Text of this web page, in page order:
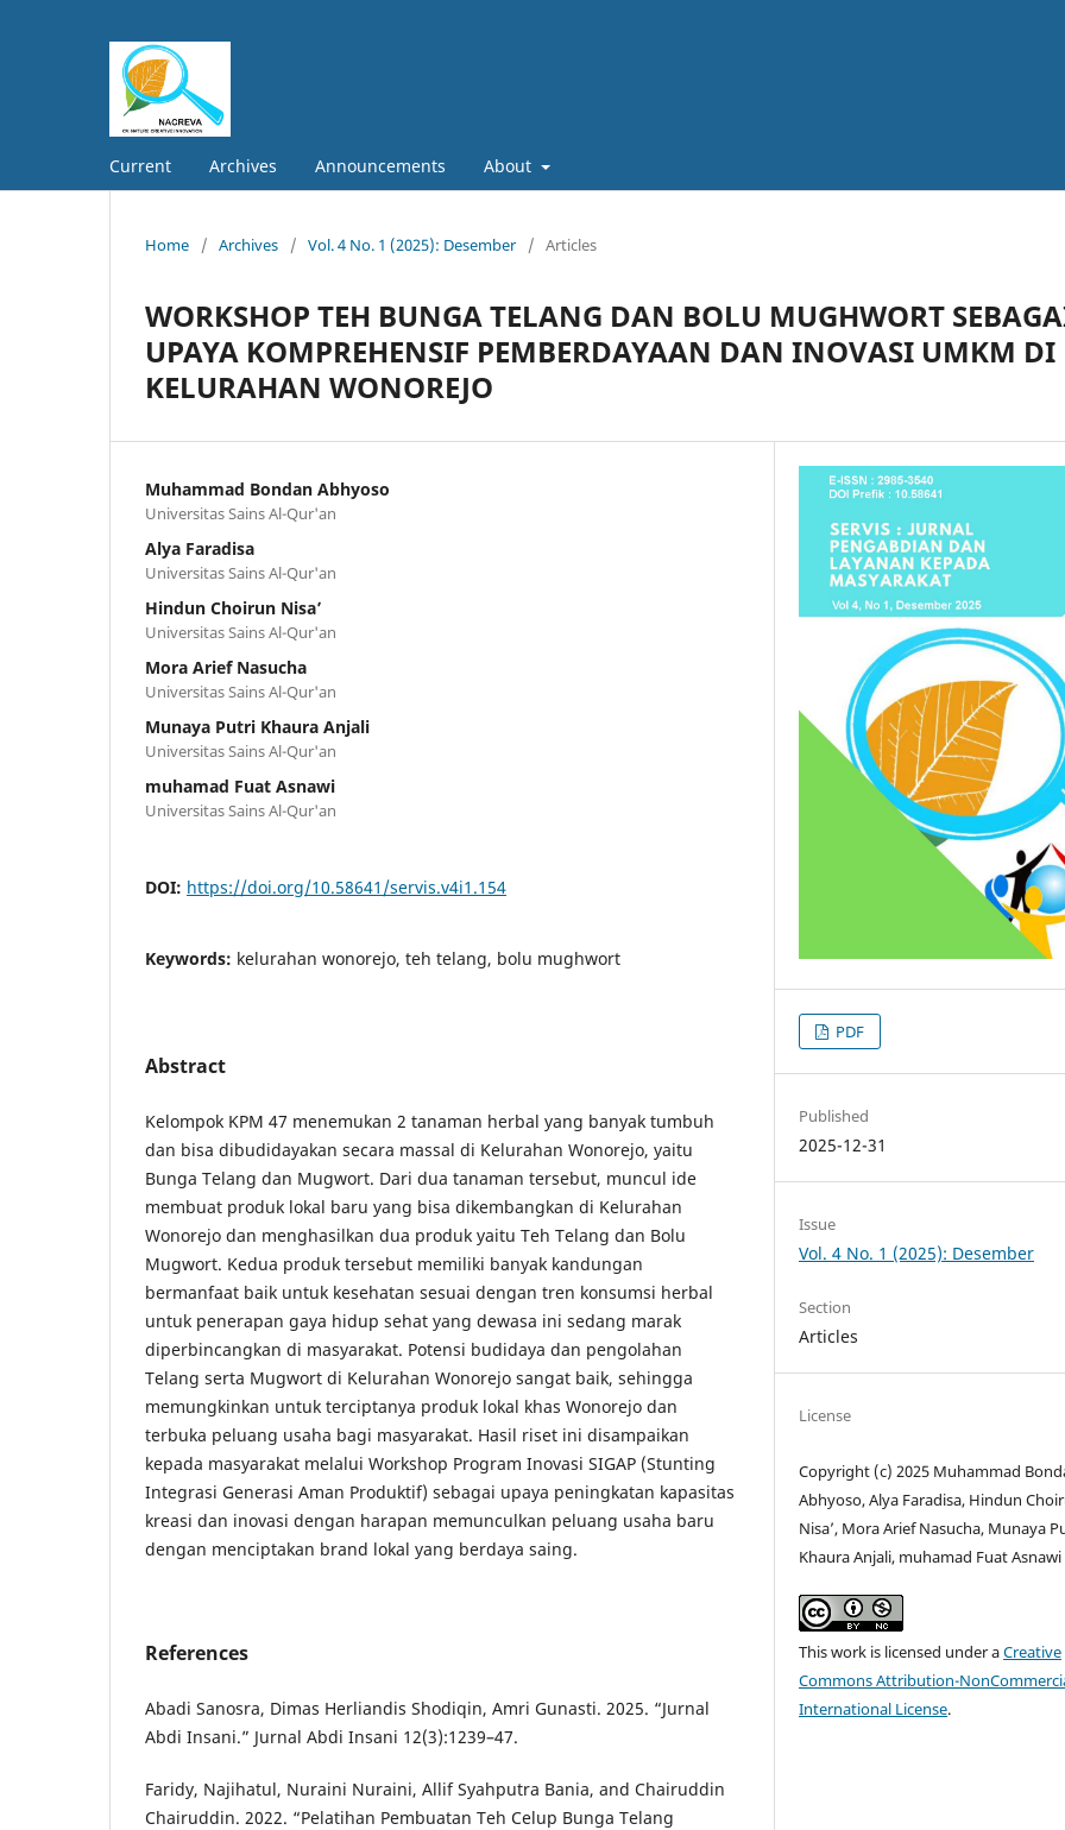
Current Archives Announcements About
Home / Archives / Vol. 4 No. 1 (2025): Desember / Articles
WORKSHOP TEH BUNGA TELANG DAN BOLU MUGHWORT
UPAYA KOMPREHENSIF PEMBERDAYAAN DAN INOVASI UMKM DI
KELURAHAN WONOREJO
Muhammad Bondan Abhyoso
Universitas Sains Al-Qur'an
Alya Faradisa
Universitas Sains Al-Qur'an
Hindun Choirun Nisa’
Universitas Sains Al-Qur'an
Mora Arief Nasucha
Universitas Sains Al-Qur'an
Munaya Putri Khaura Anjali
Universitas Sains Al-Qur'an
muhamad Fuat Asnawi
Universitas Sains Al-Qur'an
DOI: https://doi.org/10.58641/servis.v4i1.154
Keywords: kelurahan wonorejo, teh telang, bolu mughwort
Abstract
Kelompok KPM 47 menemukan 2 tanaman herbal yang banyak tumbuh
dan bisa dibudidayakan secara massal di Kelurahan Wonorejo, yaitu
Bunga Telang dan Mugwort. Dari dua tanaman tersebut, muncul ide
membuat produk lokal baru yang bisa dikembangkan di Kelurahan
Wonorejo dan menghasilkan dua produk yaitu Teh Telang dan Bolu
Mugwort. Kedua produk tersebut memiliki banyak kandungan
bermanfaat baik untuk kesehatan sesuai dengan tren konsumsi herbal
untuk penerapan gaya hidup sehat yang dewasa ini sedang marak
diperbincangkan di masyarakat. Potensi budidaya dan pengolahan
Telang serta Mugwort di Kelurahan Wonorejo sangat baik, sehingga
memungkinkan untuk terciptanya produk lokal khas Wonorejo dan
terbuka peluang usaha bagi masyarakat. Hasil riset ini disampaikan
kepada masyarakat melalui Workshop Program Inovasi SIGAP (Stunting
Integrasi Generasi Aman Produktif) sebagai upaya peningkatan kapasitas
kreasi dan inovasi dengan harapan memunculkan peluang usaha baru
dengan menciptakan brand lokal yang berdaya saing.
References
Abadi Sanosra, Dimas Herliandis Shodiqin, Amri Gunasti. 2025. “Jurnal
Abdi Insani.” Jurnal Abdi Insani 12(3):1239–47.
Faridy, Najihatul, Nuraini Nuraini, Allif Syahputra Bania, and Chairuddin
Chairuddin. 2022. “Pelatihan Pembuatan Teh Celup Bunga Telang
PDF
Published
2025-12-31
Issue
Vol. 4 No. 1 (2025): Desember
Section
Articles
License
Copyright (c) 2025 Muhammad
Abhyoso, Alya Faradisa, Hindun
Nisa’, Mora Arief Nasucha, Munaya
Khaura Anjali, muhamad Fuat Asnawi
This work is licensed under aCreative
Commons Attribution-
International License.